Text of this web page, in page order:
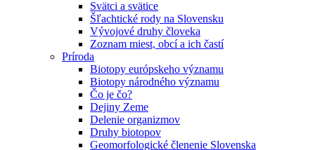
Svätci a svätice
Šľachtické rody na Slovensku
Vývojové druhy človeka
Zoznam miest, obcí a ich častí
Príroda
Biotopy európskeho významu
Biotopy národného významu
Čo je čo?
Dejiny Zeme
Delenie organizmov
Druhy biotopov
Geomorfologické členenie Slovenska